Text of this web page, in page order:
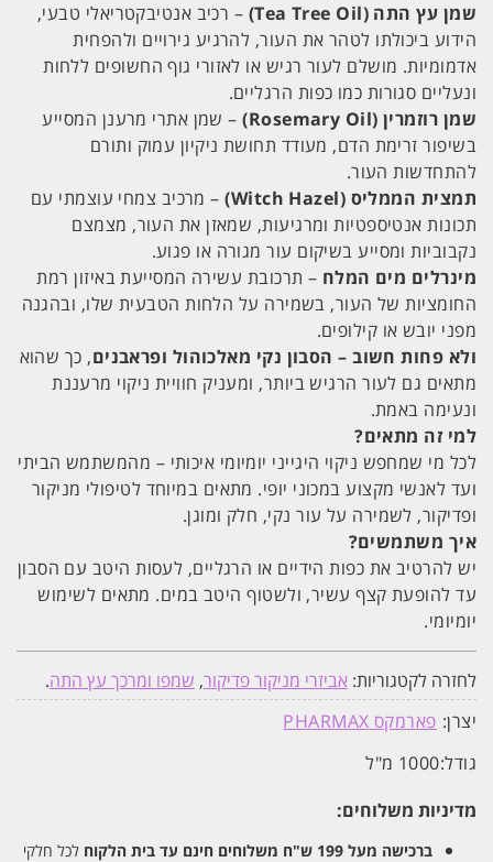
שמן עץ התה (Tea Tree Oil)
– רכיב אנטיבקטריאלי טבעי,
הידוע ביכולתו לטהר את העור, להרגיע גירויים ולהפחית
אדמומיות. מושלם לעור רגיש או לאזורי גוף החשופים ללחות
ונעליים סגורות כמו כפות הרגליים.
שמן רוזמרין (Rosemary Oil)
– שמן אתרי מרענן המסייע
בשיפור זרימת הדם, מעודד תחושת ניקיון עמוק ותורם
להתחדשות העור.
תמצית הממליס (Witch Hazel)
– מרכיב צמחי עוצמתי עם
תכונות אנטיספטיות ומרגיעות, שמאזן את העור, מצמצם
נקבוביות ומסייע בשיקום עור מגורה או פגוע.
מינרלים מים המלח – תרכובת עשירה המסייעת באיזון רמת
החומציות של העור, בשמירה על הלחות הטבעית שלו, ובהגנה
מפני יובש או קילופים.
ולא פחות חשוב – הסבון נקי מאלכוהול ופראבנים, כך שהוא
מתאים גם לעור הרגיש ביותר, ומעניק חוויית ניקוי מרעננת
ונעימה באמת.
למי זה מתאים?
לכל מי שמחפש ניקוי היגייני יומיומי איכותי – מהמשתמש הביתי
ועד לאנשי מקצוע במכוני יופי. מתאים במיוחד לטיפולי מניקור
ופדיקור, לשמירה על עור נקי, חלק ומוגן.
איך משתמשים?
יש להרטיב את כפות הידיים או הרגליים, לעסות היטב עם הסבון
עד להופעת קצף עשיר, ולשטוף היטב במים. מתאים לשימוש
יומיומי.
לחזרה לקטגוריות: אביזרי מניקור פדיקור, שמפו ומרכך עץ התה.
יצרן: פארמקס PHARMAX
גודל:1000 מ"ל
מדיניות משלוחים:
ברכישה מעל 199 ש"ח משלוחים חינם עד בית הלקוח לכל חלקי